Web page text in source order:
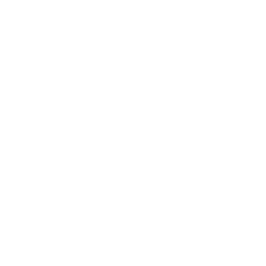
Все нормально. Немного запутался при